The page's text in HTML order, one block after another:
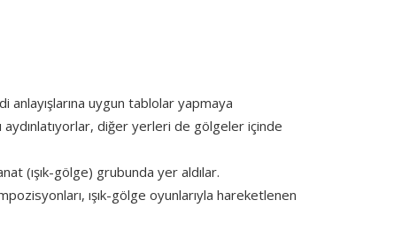
uygun tablolar yapmaya
aydınlatıyorlar, diğer yerleri de gölgeler içinde
(ışık-gölge) grubunda yer aldılar.
ışık-gölge oyunlarıyla hareketlenen